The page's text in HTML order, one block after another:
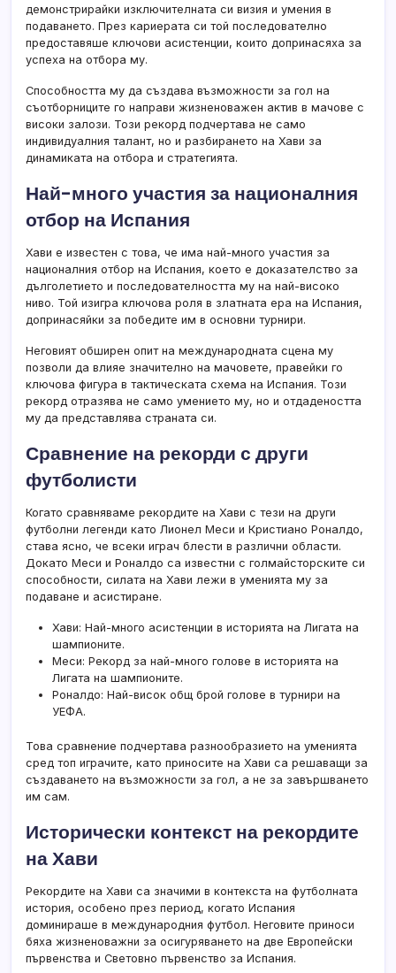
демонстрирайки изключителната си визия и умения в
подаването. През кариерата си той последователно
предоставяше ключови асистенции, които допринасяха за
успеха на отбора му.
Способността му да създава възможности за гол на
съотборниците го направи жизненоважен актив в мачове с
високи залози. Този рекорд подчертава не само
индивидуалния талант, но и разбирането на Хави за
динамиката на отбора и стратегията.
Най-много участия за националния
отбор на Испания
Хави е известен с това, че има най-много участия за
националния отбор на Испания, което е доказателство за
дълголетието и последователността му на най-високо
ниво. Той изигра ключова роля в златната ера на Испания,
допринасяйки за победите им в основни турнири.
Неговият обширен опит на международната сцена му
позволи да влияе значително на мачовете, правейки го
ключова фигура в тактическата схема на Испания. Този
рекорд отразява не само умението му, но и отдадеността
му да представлява страната си.
Сравнение на рекорди с други
футболисти
Когато сравняваме рекордите на Хави с тези на други
футболни легенди като Лионел Меси и Кристиано Роналдо,
става ясно, че всеки играч блести в различни области.
Докато Меси и Роналдо са известни с голмайсторските си
способности, силата на Хави лежи в уменията му за
подаване и асистиране.
Хави: Най-много асистенции в историята на Лигата на
шампионите.
Меси: Рекорд за най-много голове в историята на
Лигата на шампионите.
Роналдо: Най-висок общ брой голове в турнири на
УЕФА.
Това сравнение подчертава разнообразието на уменията
сред топ играчите, като приносите на Хави са решаващи за
създаването на възможности за гол, а не за завършването
им сам.
Исторически контекст на рекордите
на Хави
Рекордите на Хави са значими в контекста на футболната
история, особено през период, когато Испания
доминираше в международния футбол. Неговите приноси
бяха жизненоважни за осигуряването на две Европейски
първенства и Световно първенство за Испания.